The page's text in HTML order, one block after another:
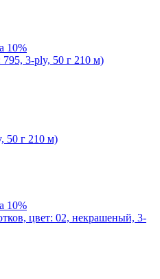
10%
3-ply, 50 г 210 м)
50 г 210 м)
10%
цвет: 02, некрашеный, 3-